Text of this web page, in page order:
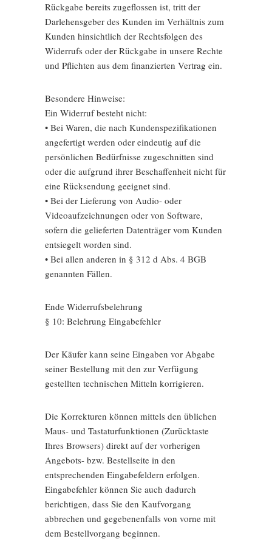
Rückgabe bereits zugeflossen ist, tritt der
Darlehensgeber des Kunden im Verhältnis zum
Kunden hinsichtlich der Rechtsfolgen des
Widerrufs oder der Rückgabe in unsere Rechte
und Pflichten aus dem finanzierten Vertrag ein.
Besondere Hinweise:
Ein Widerruf besteht nicht:
• Bei Waren, die nach Kundenspezifikationen
angefertigt werden oder eindeutig auf die
persönlichen Bedürfnisse zugeschnitten sind
oder die aufgrund ihrer Beschaffenheit nicht für
eine Rücksendung geeignet sind.
• Bei der Lieferung von Audio- oder
Videoaufzeichnungen oder von Software,
sofern die gelieferten Datenträger vom Kunden
entsiegelt worden sind.
• Bei allen anderen in § 312 d Abs. 4 BGB
genannten Fällen.
Ende Widerrufsbelehrung
§ 10: Belehrung Eingabefehler
Der Käufer kann seine Eingaben vor Abgabe
seiner Bestellung mit den zur Verfügung
gestellten technischen Mitteln korrigieren.
Die Korrekturen können mittels den üblichen
Maus- und Tastaturfunktionen (Zurücktaste
Ihres Browsers) direkt auf der vorherigen
Angebots- bzw. Bestellseite in den
entsprechenden Eingabefeldern erfolgen.
Eingabefehler können Sie auch dadurch
berichtigen, dass Sie den Kaufvorgang
abbrechen und gegebenenfalls von vorne mit
dem Bestellvorgang beginnen.